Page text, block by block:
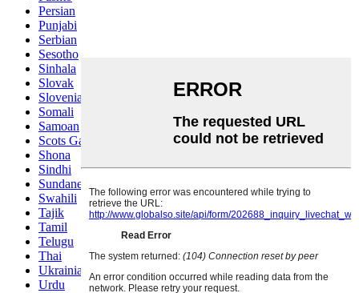
Persian
Punjabi
Serbian
Sesotho
Sinhala
Slovak
Slovenian
Somali
Samoan
Scots Gaelic
Shona
Sindhi
Sundanese
Swahili
Tajik
Tamil
Telugu
Thai
Ukrainian
Urdu